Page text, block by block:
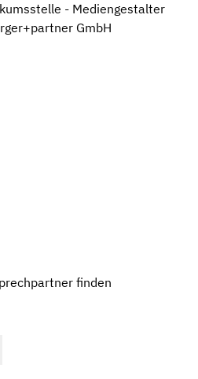
- Mediengestalter
GmbH
finden